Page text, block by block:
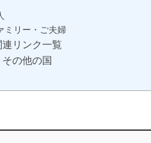
ミリー・ご夫婦
リンク一覧
の他の国